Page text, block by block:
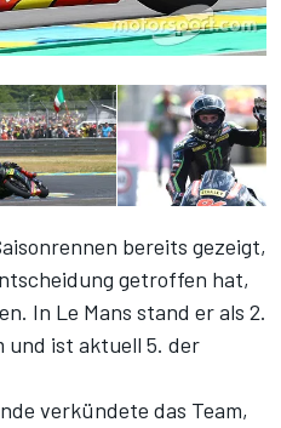
bereits gezeigt,
getroffen hat,
In Le Mans stand er als 2.
und ist aktuell 5. der
verkündete das Team,